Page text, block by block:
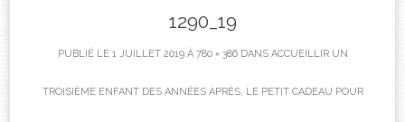
1290_19
PUBLIÉ LE 1 JUILLET 2019À 780 × 386DANS ACCUEILLIR UN
TROISIÈME ENFANT DES ANNÉES APRÈS, LE PETIT CADEAU POUR